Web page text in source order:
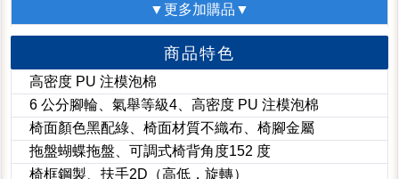
▼更多加購品▼
商品特色
高密度 PU 注模泡棉
6 公分腳輪、氣舉等級4、高密度 PU 注模泡棉
椅面顏色黑配綠、椅面材質不織布、椅腳金屬
拖盤蝴蝶拖盤、可調式椅背角度152 度
椅框鋼製、扶手2D（高低，旋轉）